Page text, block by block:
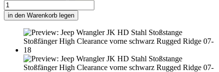
in den Warenkorb legen